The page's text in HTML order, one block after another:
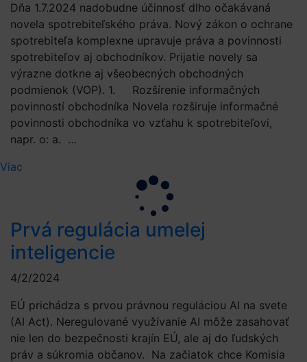
Dňa 1.7.2024 nadobudne účinnosť dlho očakávaná
novela spotrebiteľského práva. Nový zákon o ochrane
spotrebiteľa komplexne upravuje práva a povinnosti
spotrebiteľov aj obchodníkov. Prijatie novely sa
výrazne dotkne aj všeobecných obchodných
podmienok (VOP). 1. Rozšírenie informačných
povinností obchodníka Novela rozširuje informačné
povinnosti obchodníka vo vzťahu k spotrebiteľovi,
napr. o: a. …
Viac
Prvá regulácia umelej
inteligencie
4/2/2024
EÚ prichádza s prvou právnou reguláciou AI na svete
(AI Act). Neregulované využívanie AI môže zasahovať
nie len do bezpečnosti krajín EÚ, ale aj do ľudských
práv a súkromia občanov. Na začiatok chce Komisia